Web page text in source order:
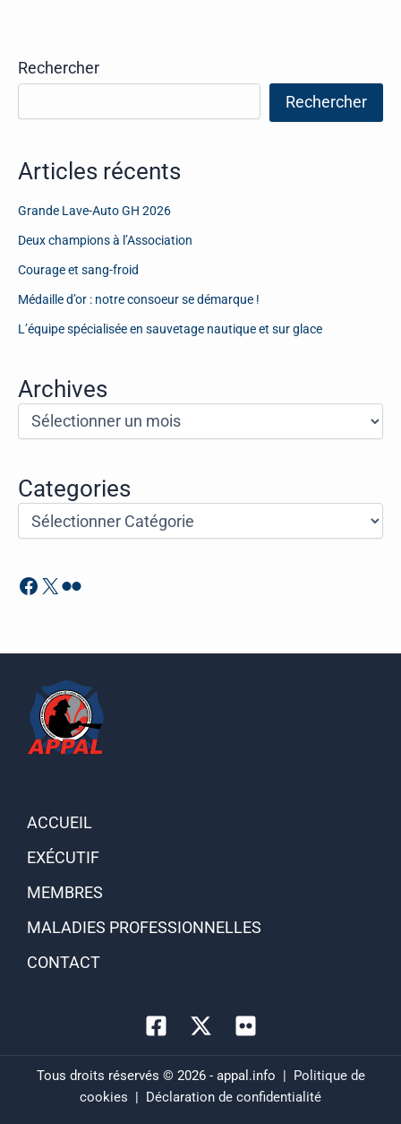
Rechercher
Rechercher
Articles récents
Grande Lave-Auto GH 2026
Deux champions à l’Association
Courage et sang-froid
Médaille d’or : notre consoeur se démarque !
L’équipe spécialisée en sauvetage nautique et sur glace
Archives
A
i
v
s
Categories
C
g
o
e
Facebook X Flickr
ACCUEIL
EXÉCUTIF
MEMBRES
MALADIES PROFESSIONNELLES
CONTACT
Tous droits réservés © 2026 - appal.info | Politique de
cookies | Déclaration de confidentialité